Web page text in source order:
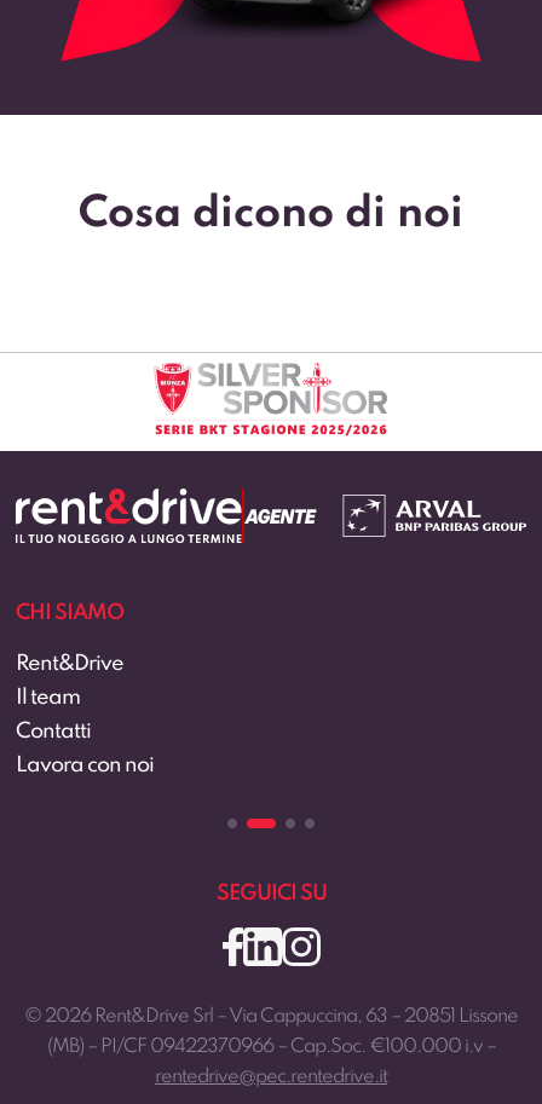
Cosa dicono di noi
CHI SIAMO
Rent&Drive
Il team
Contatti
Lavora con noi
SEGUICI SU
© 2026 Rent&Drive Srl – Via Cappuccina, 63 – 20851 Lissone
(MB) – PI/CF 09422370966 – Cap.Soc. €100.000 i.v –
rentedrive@pec.rentedrive.it